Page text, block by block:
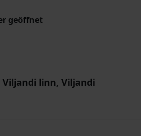
geöffnet
linn, Viljandi